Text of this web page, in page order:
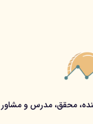
محقق، مدرس و مشاور